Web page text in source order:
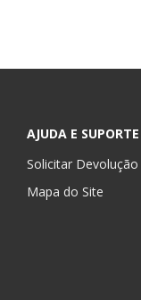
AJUDA E SUPORTE
Solicitar Devolução
Mapa do Site